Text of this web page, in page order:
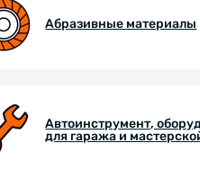
Абразивные материалы
Автоинструмент,
для гаража и